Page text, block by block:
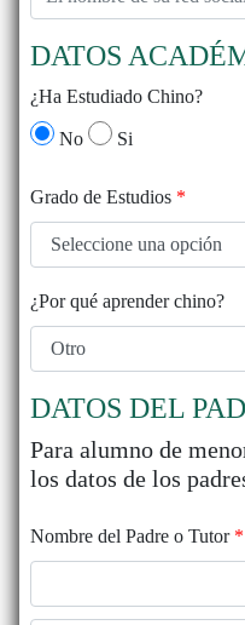
DATOS
¿Ha Estudiado Chino?
No Si
Grado de Estudios *
¿Por qué aprender chino?
DATOS DEL
Para alumno de
los datos de los
Nombre del Padre o Tutor *